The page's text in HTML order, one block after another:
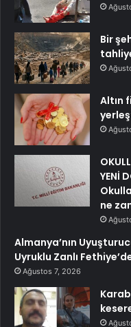
Bir
Altın
YENİ
ne
Almanya’nın
Uyruklu Zanlı
Ağustos 7, 2026